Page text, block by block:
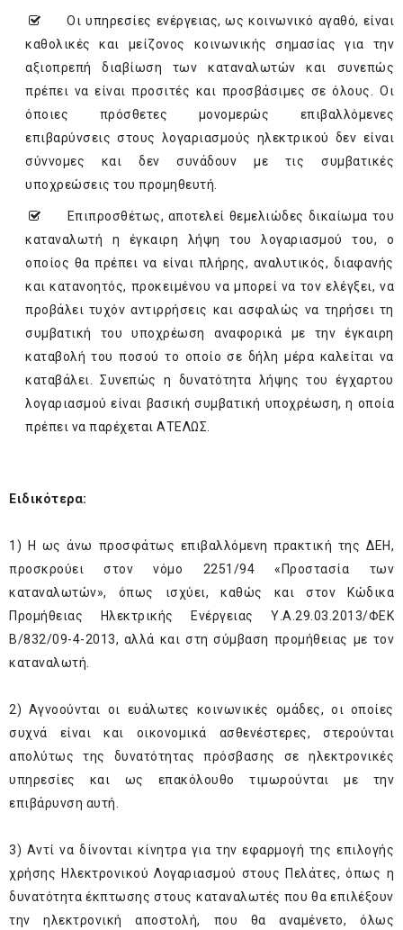
Οι υπηρεσίες ενέργειας, ως κοινωνικό αγαθό, είναι
καθολικές και μείζονος κοινωνικής σημασίας για την
αξιοπρεπή διαβίωση των καταναλωτών και συνεπώς
πρέπει να είναι προσιτές και προσβάσιμες σε όλους. Οι
όποιες πρόσθετες μονομερώς επιβαλλόμενες
επιβαρύνσεις στους λογαριασμούς ηλεκτρικού δεν είναι
σύννομες και δεν συνάδουν με τις συμβατικές
υποχρεώσεις του προμηθευτή.
Επιπροσθέτως, αποτελεί θεμελιώδες δικαίωμα του
καταναλωτή η έγκαιρη λήψη του λογαριασμού του, ο
οποίος θα πρέπει να είναι πλήρης, αναλυτικός, διαφανής
και κατανοητός, προκειμένου να μπορεί να τον ελέγξει, να
προβάλει τυχόν αντιρρήσεις και ασφαλώς να τηρήσει τη
συμβατική του υποχρέωση αναφορικά με την έγκαιρη
καταβολή του ποσού το οποίο σε δήλη μέρα καλείται να
καταβάλει. Συνεπώς η δυνατότητα λήψης του έγχαρτου
λογαριασμού είναι βασική συμβατική υποχρέωση, η οποία
πρέπει να παρέχεται ΑΤΕΛΩΣ.
Ειδικότερα:
1) Η ως άνω προσφάτως επιβαλλόμενη πρακτική της ΔΕΗ,
προσκρούει στον νόμο 2251/94 «Προστασία των
καταναλωτών», όπως ισχύει, καθώς και στον Κώδικα
Προμήθειας Ηλεκτρικής Ενέργειας Υ.Α.29.03.2013/ΦΕΚ
Β/832/09-4-2013, αλλά και στη σύμβαση προμήθειας με τον
καταναλωτή.
2) Αγνοούνται οι ευάλωτες κοινωνικές ομάδες, οι οποίες
συχνά είναι και οικονομικά ασθενέστερες, στερούνται
απολύτως της δυνατότητας πρόσβασης σε ηλεκτρονικές
υπηρεσίες και ως επακόλουθο τιμωρούνται με την
επιβάρυνση αυτή.
3) Αντί να δίνονται κίνητρα για την εφαρμογή της επιλογής
χρήσης Ηλεκτρονικού Λογαριασμού στους Πελάτες, όπως η
δυνατότητα έκπτωσης στους καταναλωτές που θα επιλέξουν
την ηλεκτρονική αποστολή, που θα αναμένετο, όλως